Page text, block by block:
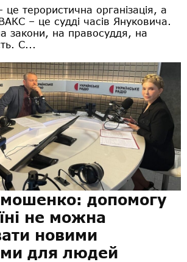
терористична організація, а
– це судді часів Януковича.
закони, на правосуддя, на
С...
допомогу
не можна
новими
для людей